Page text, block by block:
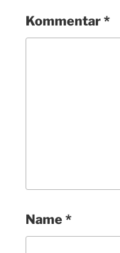
Kommentar*
Name *